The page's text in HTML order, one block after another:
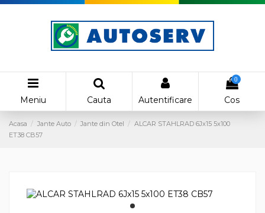
Meniu Cauta Autentificare
0
Cos
Acasa Jante Auto Jante din Otel
ALCAR STAHLRAD 6Jx15 5x100
ET38 CB57